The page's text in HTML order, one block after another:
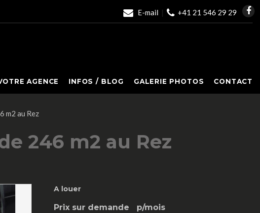
E-mail | +41 21 546 29 29
AGENCE INFOS / BLOG GALERIE PHOTOS CONTACT
m2 au Rez
246 m2 au Rez
A louer
Prix sur demande p/mois